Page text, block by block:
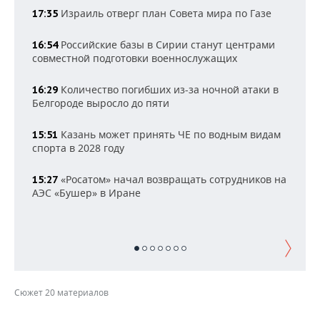
ВУЗЫ ТАТАРСТАНА
КОМУ ПРИНАДЛЕЖАТ
ТОРГОВЫЕ ЦЕНТРЫ
БЮДЖЕТ
ИНВЕСТИЦИИ
ПРОМЫШЛЕННОСТИ
МАШИНОСТРОЕНИЕ
НЕФТЕХИМИЯ
НЕФТЬ
НОВОСТИ НЕДВИЖИМОСТИ
НОВОСТИ АВТО
БИЗНЕС
НОВОСТИ БИЗНЕСА
ТРАНСПОРТ
ТЕХНОЛОГИИ
НОВОСТИ МЕРОПРИЯТИЙ
ONLINE-КОНФЕРЕНЦИИ
СПОРТ
ХОККЕЙ
ВЛАСТЬ
СЮЖЕТЫ
17:35 Израиль отверг план Совета мира по Газе
16:54Российские базы в Сирии станут центрами
совместной подготовки военнослужащих
16:29 Количество погибших из-за ночной атаки в
Белгороде выросло до пяти
15:51 Казань может принять ЧЕ по водным видам
спорта в 2028 году
15:27 «Росатом» начал возвращать сотрудников на
АЭС «Бушер» в Иране
Сюжет 20 материалов